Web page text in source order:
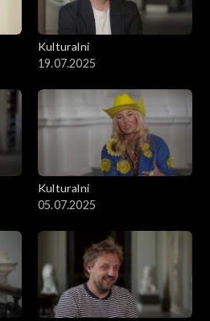
Kulturalni
19.07.2025
Kulturalni
05.07.2025